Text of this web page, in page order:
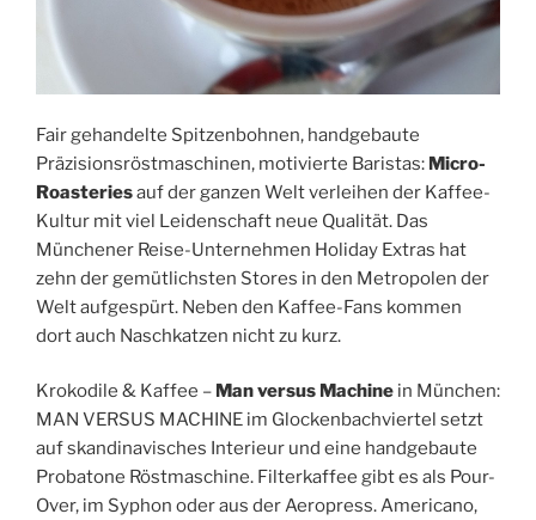
Fair gehandelte Spitzenbohnen, handgebaute
Präzisionsröstmaschinen, motivierte Baristas: Micro-
Roasteriesauf der ganzen Welt verleihen der Kaffee-
Kultur mit viel Leidenschaft neue Qualität. Das
Münchener Reise-Unternehmen Holiday Extras hat
zehn der gemütlichsten Stores in den Metropolen der
Welt aufgespürt. Neben den Kaffee-Fans kommen
dort auch Naschkatzen nicht zu kurz.
Krokodile & Kaffee – Man versus Machine in München:
MAN VERSUS MACHINE im Glockenbachviertel setzt
auf skandinavisches Interieur und eine handgebaute
Probatone Röstmaschine. Filterkaffee gibt es als Pour-
Over, im Syphon oder aus der Aeropress. Americano,